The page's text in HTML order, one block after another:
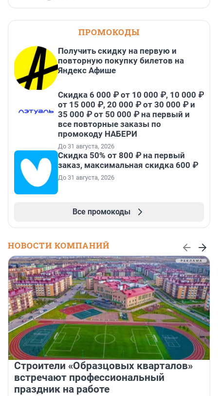
ПРОМОКОДЫ
Получить скидку на первую и
повторную покупку билетов на
Яндекс Афише
Скидка 6 000 ₽ от 10 000 ₽, 10 000 ₽
от 15 000 ₽, 20 000 ₽ от 30 000 ₽ и
35 000 ₽ от 50 000 ₽ на первый и
все повторные заказы по
промокоду НАБЕРИ
До 31 августа, 2026
Скидка 50% от 800 ₽ на первый
заказ, максимальная скидка 600 ₽
До 31 августа, 2026
Все промокоды
НОВОСТИ КОМПАНИЙ
Строители «Образцовых кварталов»
встречают профессиональный
праздник на работе